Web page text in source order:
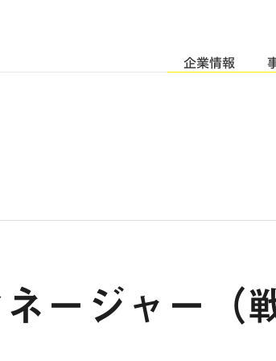
企業情報
ージャー（